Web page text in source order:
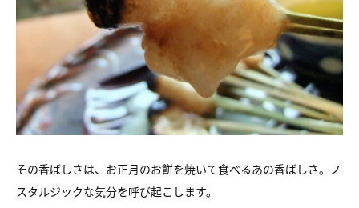
その香ばしさは、お正月のお餅を焼いて食べるあの香ばしさ。ノ
スタルジックな気分を呼び起こします。